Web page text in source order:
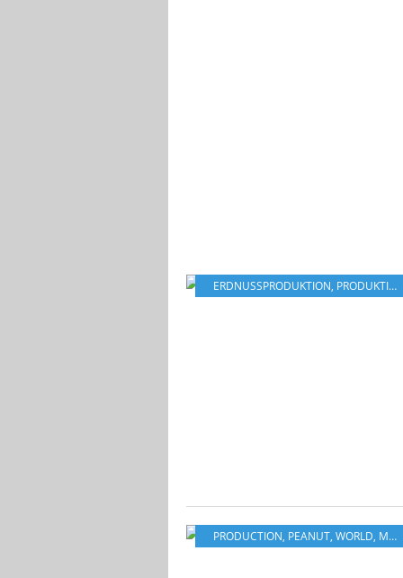
ERDNUSSPRODUKTION, PRODUKTION
PRODUCTION, PEANUT, WORLD, MARKET